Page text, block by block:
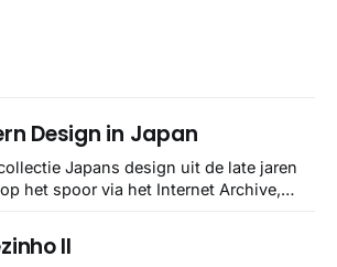
Design in Japan
Japans design uit de late jaren
het spoor via het Internet Archive,
✨ Daarin hebben ze alle scans een
maar op deze manier vind ik ze er
II